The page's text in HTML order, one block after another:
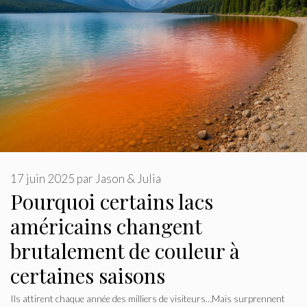
Pourquoi certains lacs
américains changent
brutalement de couleur à
certaines saisons
17 juin 2025 par Jason & Julia
Ils attirent chaque année des milliers de visiteurs…Mais surprennent